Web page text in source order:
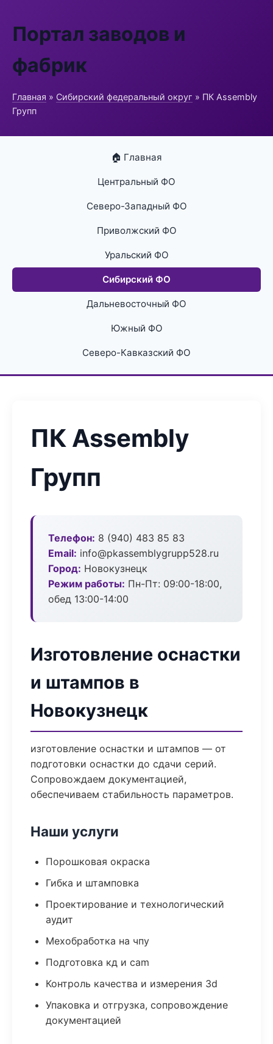
Портал заводов и
фабрик
Главная » Сибирский федеральный округ » ПК Assembly
Групп
🏠 Главная
Центральный ФО
Северо-Западный ФО
Приволжский ФО
Уральский ФО
Сибирский ФО
Дальневосточный ФО
Южный ФО
Северо-Кавказский ФО
ПК Assembly
Групп
Телефон: 8 (940) 483 85 83
Email: info@pkassemblygrupp528.ru
Город: Новокузнецк
Режим работы: Пн-Пт: 09:00-18:00,
обед 13:00-14:00
Изготовление оснастки
и штампов в
Новокузнецк
изготовление оснастки и штампов — от
подготовки оснастки до сдачи серий.
Сопровождаем документацией,
обеспечиваем стабильность параметров.
Наши услуги
Порошковая окраска
Гибка и штамповка
Проектирование и технологический
аудит
Мехобработка на чпу
Подготовка кд и cam
Контроль качества и измерения 3d
Упаковка и отгрузка, сопровождение
документацией